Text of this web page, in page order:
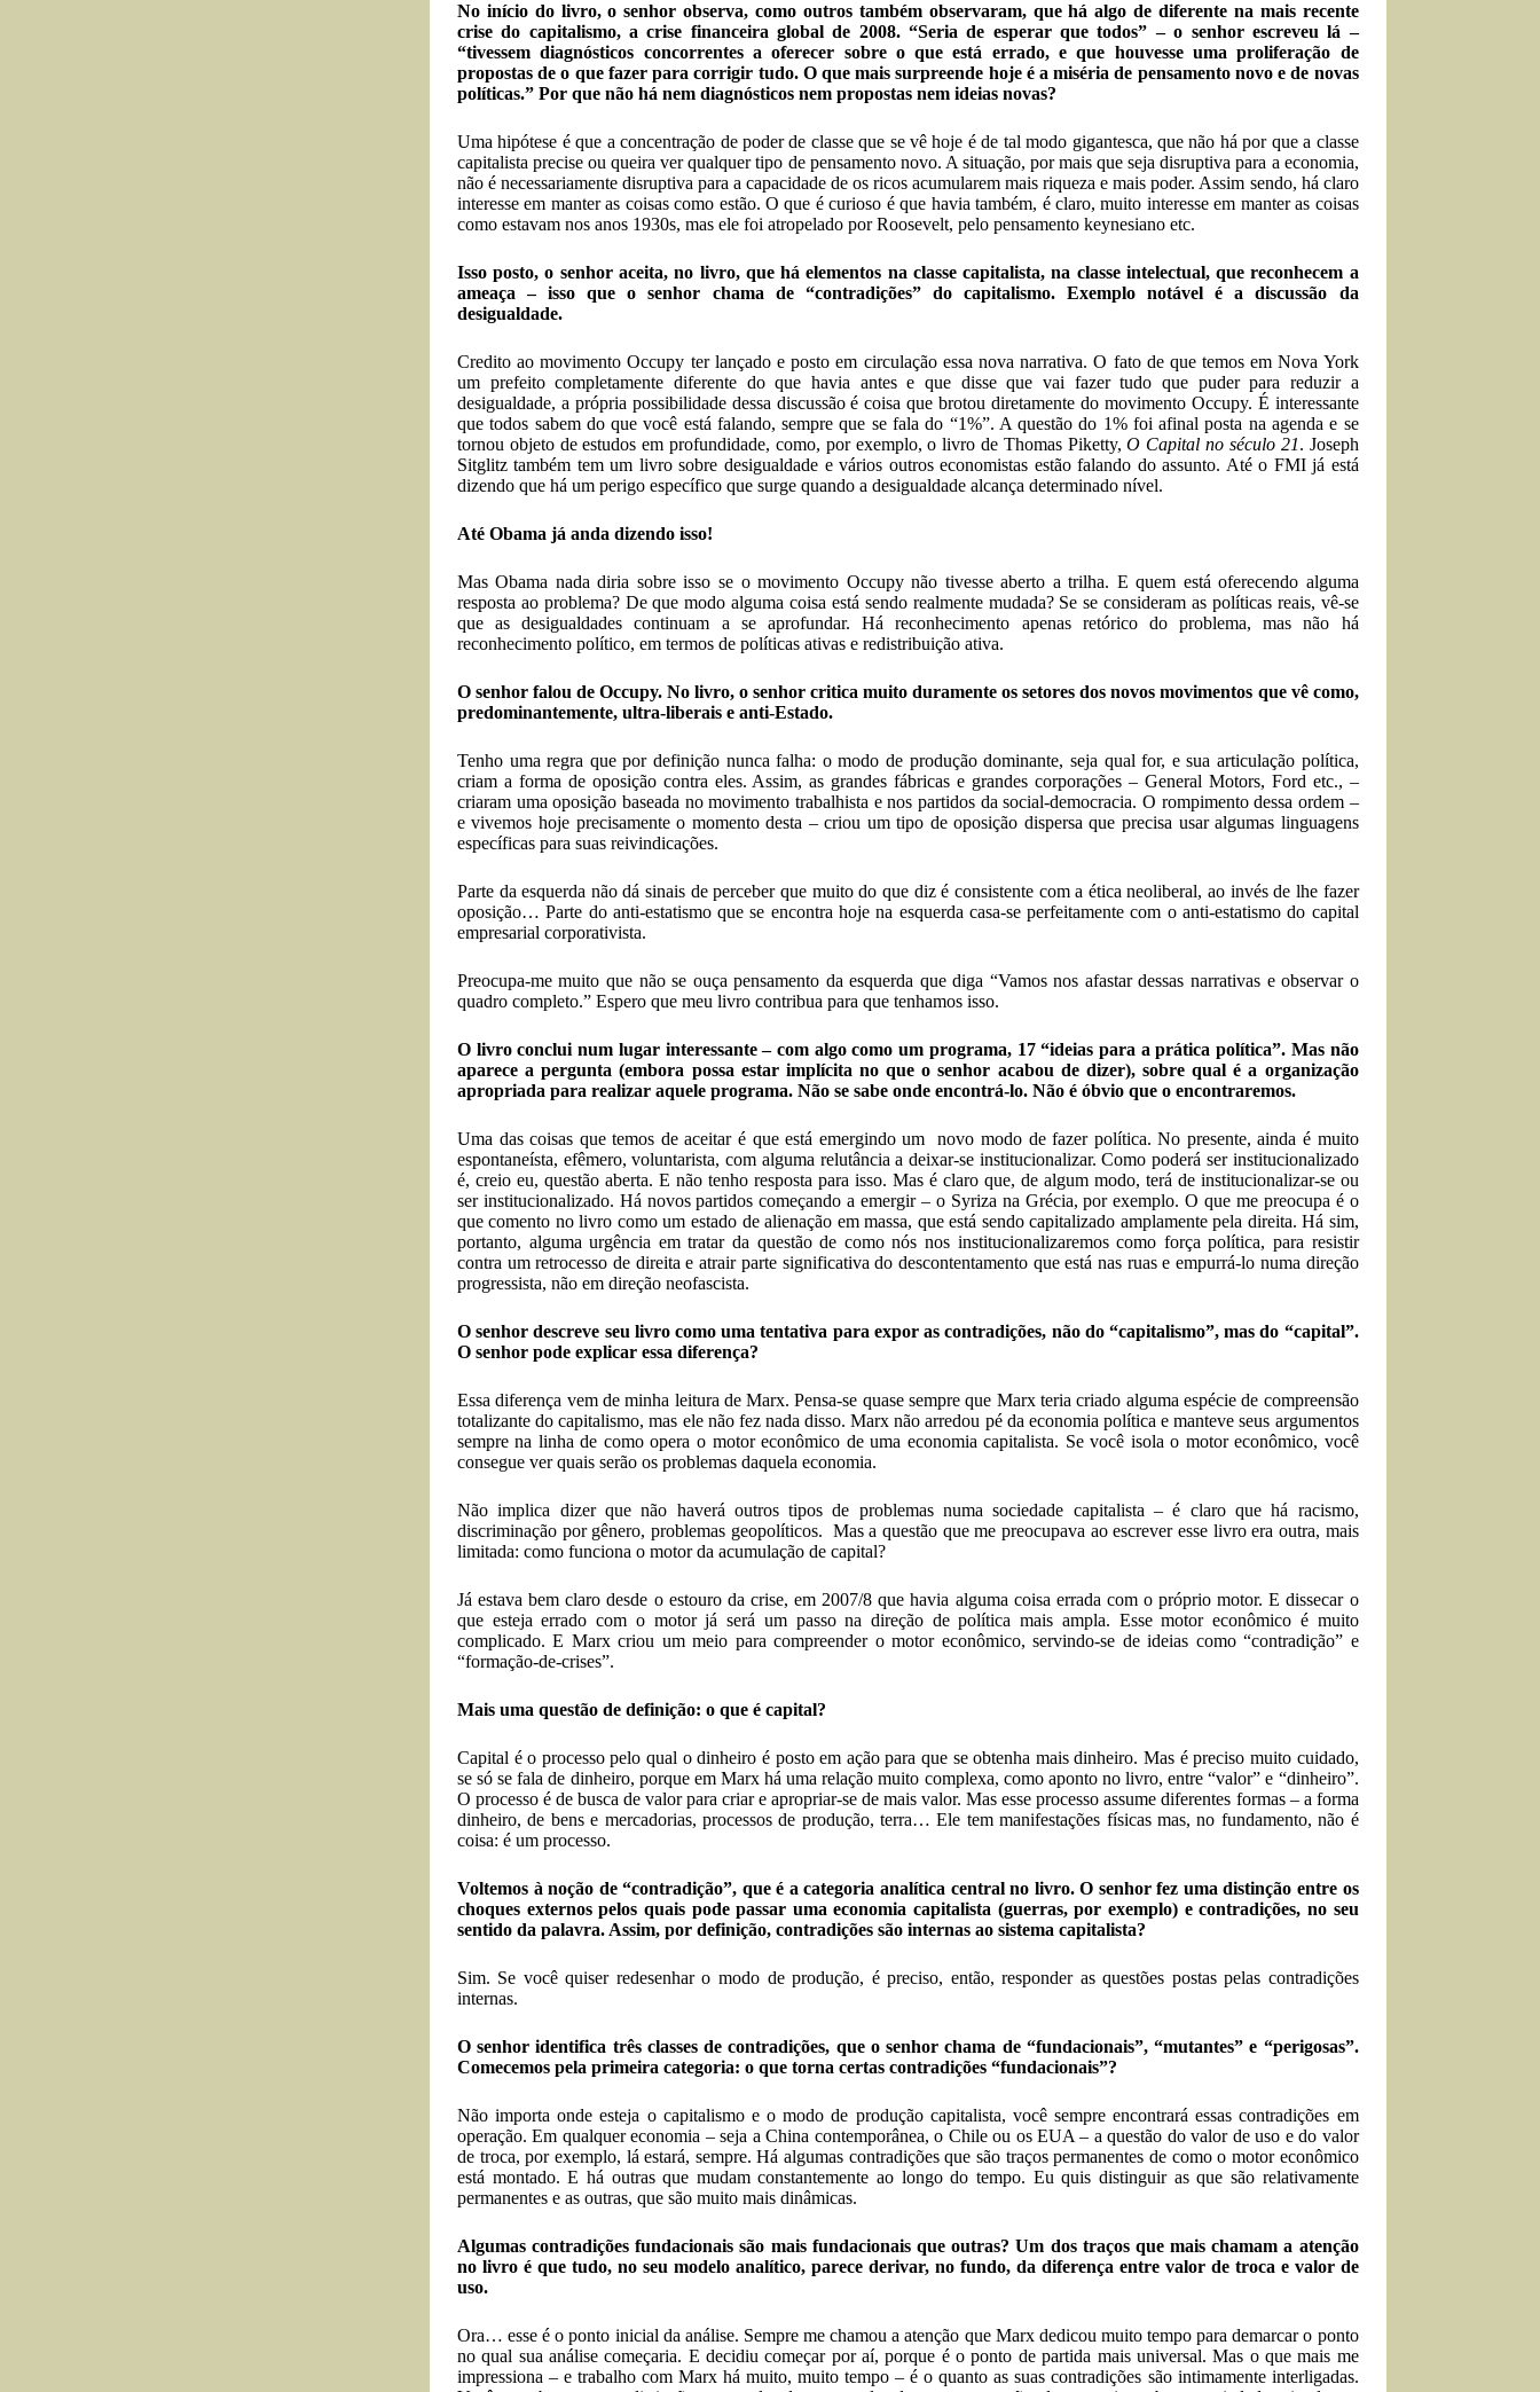
No início do livro, o senhor observa, como outros também observaram, que há algo de diferente na mais recente
crise do capitalismo, a crise financeira global de 2008. “Seria de esperar que todos” – o senhor escreveu lá –
“tivessem diagnósticos concorrentes a oferecer sobre o que está errado, e que houvesse uma proliferação de
propostas de o que fazer para corrigir tudo. O que mais surpreende hoje é a miséria de pensamento novo e de novas
políticas.” Por que não há nem diagnósticos nem propostas nem ideias novas?
Uma hipótese é que a concentração de poder de classe que se vê hoje é de tal modo gigantesca, que não há por que a classe
capitalista precise ou queira ver qualquer tipo de pensamento novo. A situação, por mais que seja disruptiva para a economia,
não é necessariamente disruptiva para a capacidade de os ricos acumularem mais riqueza e mais poder. Assim sendo, há claro
interesse em manter as coisas como estão. O que é curioso é que havia também, é claro, muito interesse em manter as coisas
como estavam nos anos 1930s, mas ele foi atropelado por Roosevelt, pelo pensamento keynesiano etc.
Isso posto, o senhor aceita, no livro, que há elementos na classe capitalista, na classe intelectual, que reconhecem a
ameaça – isso que o senhor chama de “contradições” do capitalismo. Exemplo notável é a discussão da
desigualdade.
Credito ao movimento Occupy ter lançado e posto em circulação essa nova narrativa. O fato de que temos em Nova York
um prefeito completamente diferente do que havia antes e que disse que vai fazer tudo que puder para reduzir a
desigualdade, a própria possibilidade dessa discussão é coisa que brotou diretamente do movimento Occupy. É interessante
que todos sabem do que você está falando, sempre que se fala do “1%”. A questão do 1% foi afinal posta na agenda e se
tornou objeto de estudos em profundidade, como, por exemplo, o livro de Thomas Piketty,O Capital no século 21. Joseph
Sitglitz também tem um livro sobre desigualdade e vários outros economistas estão falando do assunto. Até o FMI já está
dizendo que há um perigo específico que surge quando a desigualdade alcança determinado nível.
Até Obama já anda dizendo isso!
Mas Obama nada diria sobre isso se o movimento Occupy não tivesse aberto a trilha. E quem está oferecendo alguma
resposta ao problema? De que modo alguma coisa está sendo realmente mudada? Se se consideram as políticas reais, vê-se
que as desigualdades continuam a se aprofundar. Há reconhecimento apenas retórico do problema, mas não há
reconhecimento político, em termos de políticas ativas e redistribuição ativa.
O senhor falou de Occupy. No livro, o senhor critica muito duramente os setores dos novos movimentos que vê como,
predominantemente, ultra-liberais e anti-Estado.
Tenho uma regra que por definição nunca falha: o modo de produção dominante, seja qual for, e sua articulação política,
criam a forma de oposição contra eles. Assim, as grandes fábricas e grandes corporações – General Motors, Ford etc., –
criaram uma oposição baseada no movimento trabalhista e nos partidos da social-democracia. O rompimento dessa ordem –
e vivemos hoje precisamente o momento desta – criou um tipo de oposição dispersa que precisa usar algumas linguagens
específicas para suas reivindicações.
Parte da esquerda não dá sinais de perceber que muito do que diz é consistente com a ética neoliberal, ao invés de lhe fazer
oposição… Parte do anti-estatismo que se encontra hoje na esquerda casa-se perfeitamente com o anti-estatismo do capital
empresarial corporativista.
Preocupa-me muito que não se ouça pensamento da esquerda que diga “Vamos nos afastar dessas narrativas e observar o
quadro completo.” Espero que meu livro contribua para que tenhamos isso.
O livro conclui num lugar interessante – com algo como um programa, 17 “ideias para a prática política”. Mas não
aparece a pergunta (embora possa estar implícita no que o senhor acabou de dizer), sobre qual é a organização
apropriada para realizar aquele programa. Não se sabe onde encontrá-lo. Não é óbvio que o encontraremos.
Uma das coisas que temos de aceitar é que está emergindo um novo modo de fazer política. No presente, ainda é muito
espontaneísta, efêmero, voluntarista, com alguma relutância a deixar-se institucionalizar. Como poderá ser institucionalizado
é, creio eu, questão aberta. E não tenho resposta para isso. Mas é claro que, de algum modo, terá de institucionalizar-se ou
ser institucionalizado. Há novos partidos começando a emergir – o Syriza na Grécia, por exemplo. O que me preocupa é o
que comento no livro como um estado de alienação em massa, que está sendo capitalizado amplamente pela direita. Há sim,
portanto, alguma urgência em tratar da questão de como nós nos institucionalizaremos como força política, para resistir
contra um retrocesso de direita e atrair parte significativa do descontentamento que está nas ruas e empurrá-lo numa direção
progressista, não em direção neofascista.
O senhor descreve seu livro como uma tentativa para expor as contradições, não do “capitalismo”, mas do “capital”.
O senhor pode explicar essa diferença?
Essa diferença vem de minha leitura de Marx. Pensa-se quase sempre que Marx teria criado alguma espécie de compreensão
totalizante do capitalismo, mas ele não fez nada disso. Marx não arredou pé da economia política e manteve seus argumentos
sempre na linha de como opera o motor econômico de uma economia capitalista. Se você isola o motor econômico, você
consegue ver quais serão os problemas daquela economia.
Não implica dizer que não haverá outros tipos de problemas numa sociedade capitalista – é claro que há racismo,
discriminação por gênero, problemas geopolíticos. Mas a questão que me preocupava ao escrever esse livro era outra, mais
limitada: como funciona o motor da acumulação de capital?
Já estava bem claro desde o estouro da crise, em 2007/8 que havia alguma coisa errada com o próprio motor. E dissecar o
que esteja errado com o motor já será um passo na direção de política mais ampla. Esse motor econômico é muito
complicado. E Marx criou um meio para compreender o motor econômico, servindo-se de ideias como “contradição” e
“formação-de-crises”.
Mais uma questão de definição: o que é capital?
Capital é o processo pelo qual o dinheiro é posto em ação para que se obtenha mais dinheiro. Mas é preciso muito cuidado,
se só se fala de dinheiro, porque em Marx há uma relação muito complexa, como aponto no livro, entre “valor” e “dinheiro”.
O processo é de busca de valor para criar e apropriar-se de mais valor. Mas esse processo assume diferentes formas – a forma
dinheiro, de bens e mercadorias, processos de produção, terra… Ele tem manifestações físicas mas, no fundamento, não é
coisa: é um processo.
Voltemos à noção de “contradição”, que é a categoria analítica central no livro. O senhor fez uma distinção entre os
choques externos pelos quais pode passar uma economia capitalista (guerras, por exemplo) e contradições, no seu
sentido da palavra. Assim, por definição, contradições são internas ao sistema capitalista?
Sim. Se você quiser redesenhar o modo de produção, é preciso, então, responder as questões postas pelas contradições
internas.
O senhor identifica três classes de contradições, que o senhor chama de “fundacionais”, “mutantes” e “perigosas”.
Comecemos pela primeira categoria: o que torna certas contradições “fundacionais”?
Não importa onde esteja o capitalismo e o modo de produção capitalista, você sempre encontrará essas contradições em
operação. Em qualquer economia – seja a China contemporânea, o Chile ou os EUA – a questão do valor de uso e do valor
de troca, por exemplo, lá estará, sempre. Há algumas contradições que são traços permanentes de como o motor econômico
está montado. E há outras que mudam constantemente ao longo do tempo. Eu quis distinguir as que são relativamente
permanentes e as outras, que são muito mais dinâmicas.
Algumas contradições fundacionais são mais fundacionais que outras? Um dos traços que mais chamam a atenção
no livro é que tudo, no seu modelo analítico, parece derivar, no fundo, da diferença entre valor de troca e valor de
uso.
Ora… esse é o ponto inicial da análise. Sempre me chamou a atenção que Marx dedicou muito tempo para demarcar o ponto
no qual sua análise começaria. E decidiu começar por aí, porque é o ponto de partida mais universal. Mas o que mais me
impressiona – e trabalho com Marx há muito, muito tempo – é o quanto as suas contradições são intimamente interligadas.